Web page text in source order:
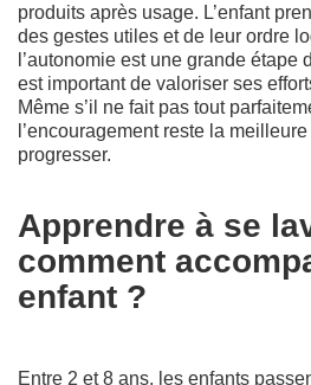
produits après usage. L’enfant
des gestes utiles et de leur ordre
l’autonomie est une grande étape
est important de valoriser ses
Même s’il ne fait pas tout
l’encouragement reste la
progresser.
Apprendre à se
comment
enfant ?
Entre 2 et 8 ans, les enfants